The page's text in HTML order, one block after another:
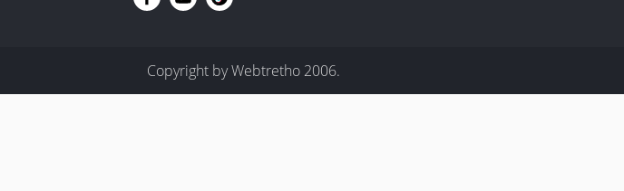
Copyright by Webtretho 2006.